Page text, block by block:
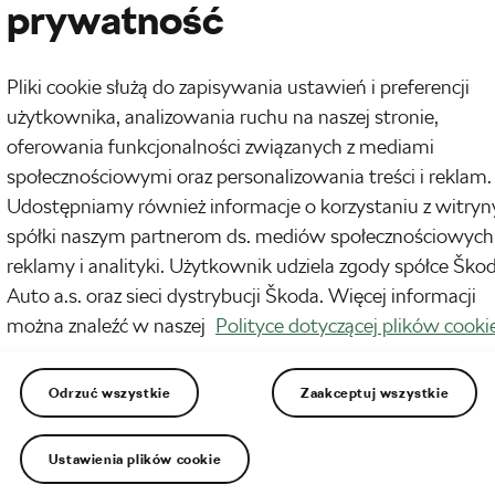
uwielbia komplikować rzeczy. Analizujemy FTP, strefy mocy i idealną
znaczenie. Stowarzyszenie American College of Sports Medicine
pierwszą od 17 lat dużą aktualizację zaleceń…
dzień przed wyścigiem kolarskim –
o10:29 am
Czas czytania: 3 min
i Trening
wyścigiem większość kolarzy nagle zaczyna się zachowywać jak dwie
różne osoby. Jedna chce spokojnie odpocząć i cieszyć się wykonaniem
dotychczasowych treningów. Druga o północy gorączkowo sprawdza w
makaron prosto z garnka. Prawda…
najbardziej niedoceniany z mięśni
prywatność
Pliki cookie służą do zapisywania ustawień i preferencji
użytkownika, analizowania ruchu na naszej stronie,
oferowania funkcjonalności związanych z mediami
społecznościowymi oraz personalizowania treści i reklam.
Udostępniamy również informacje o korzystaniu z
spółki naszym partnerom ds. mediów
reklamy i analityki. Użytkownik udziela zgody spółce
Auto a.s. oraz sieci dystrybucji Škoda. Więcej informacji
można znaleźć w naszej Polityce dotyczącej plików
Odrzuć wszystkie Zaakceptuj wszystkie
Ustawienia plików cookie